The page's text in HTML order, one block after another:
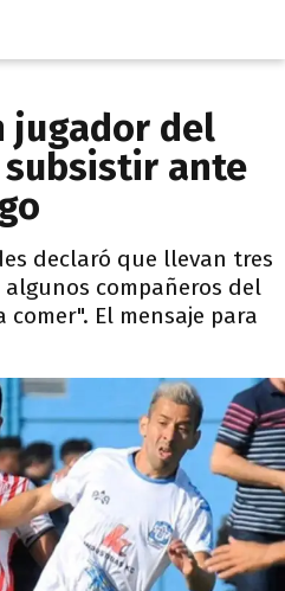
jugador del
subsistir ante
declaró que llevan tres
algunos compañeros del
El mensaje para